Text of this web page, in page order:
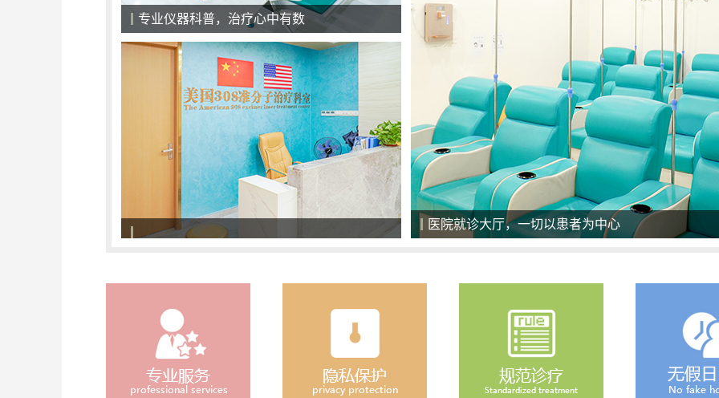
医院候诊大厅，一切以患者为中心
308准分子激光治疗系统 美国最新一代308准分子激光治疗系统